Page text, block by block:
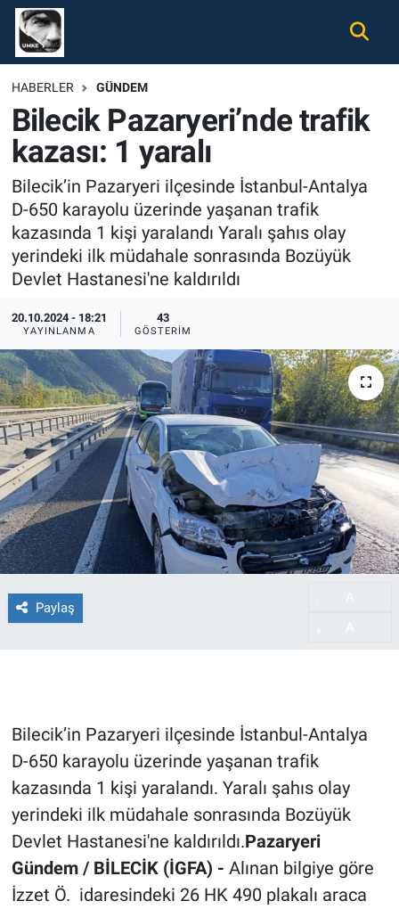
HABERLER GÜNDEM
Bilecik Pazaryeri’nde trafik
kazası: 1 yaralı
Bilecik’in Pazaryeri ilçesinde İstanbul-Antalya
D-650 karayolu üzerinde yaşanan trafik
kazasında 1 kişi yaralandı Yaralı şahıs olay
yerindeki ilk müdahale sonrasında Bozüyük
Devlet Hastanesi'ne kaldırıldı
20.10.2024 - 18:21
YAYINLANMA
43
GÖSTERIM
Paylaş
Bilecik’in Pazaryeri ilçesinde İstanbul-Antalya
D-650 karayolu üzerinde yaşanan trafik
kazasında 1 kişi yaralandı. Yaralı şahıs olay
yerindeki ilk müdahale sonrasında Bozüyük
Devlet Hastanesi'ne kaldırıldı.Pazaryeri
Gündem / BİLECİK (İGFA) - Alınan bilgiye göre
İzzet Ö. idaresindeki 26 HK 490 plakalı araca
Gündem
Ekonomi
Spor
Magazin
Tüm Haberler
Nöbetçi Eczaneler
Hava Durumu
Namaz Vakitleri
Trafik Durumu
Süper Lig Puan Durumu ve Fikstür
Son Dakika Haberleri
Haber Arşivi